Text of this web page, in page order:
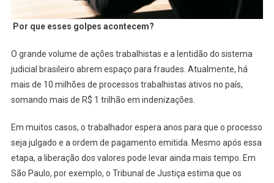
Por que esses golpes acontecem?
O grande volume de ações trabalhistas e a lentidão do sistema
judicial brasileiro abrem espaço para fraudes. Atualmente, há
mais de 10 milhões de processos trabalhistas ativos no país,
somando mais de R$ 1 trilhão em indenizações.
Em muitos casos, o trabalhador espera anos para que o processo
seja julgado e a ordem de pagamento emitida. Mesmo após essa
etapa, a liberação dos valores pode levar ainda mais tempo. Em
São Paulo, por exemplo, o Tribunal de Justiça estima que os